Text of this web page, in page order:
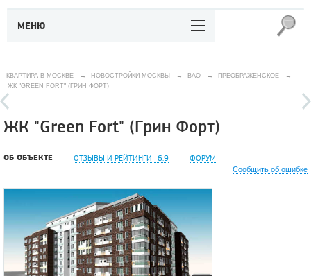
МЕНЮ
КВАРТИРА В МОСКВЕ → НОВОСТРОЙКИ МОСКВЫ → ВАО → ПРЕОБРАЖЕНСКОЕ
→
ЖК "GREEN FORT" (ГРИН ФОРТ)
ЖК "Green Fort" (Грин Форт)
ОБ ОБЪЕКТЕ ОТЗЫВЫ И РЕЙТИНГИ 6.9 ФОРУМ
Сообщить об ошибке